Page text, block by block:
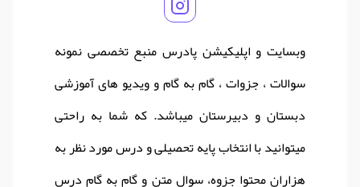
وبسایت و اپلیکیشن پادرس منبع تخصصی نمونه
سوالات ، جزوات ، گام به گام و ویدیو های آموزشی
دبستان و دبیرستان میباشد. که شما به راحتی
میتوانید با انتخاب پایه تحصیلی و درس مورد نظر به
هزاران محتوا جزوه، سوال متن و گام به گام درس